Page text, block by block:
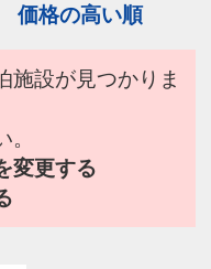
価格の高い順
施設が見つかりま
変更する